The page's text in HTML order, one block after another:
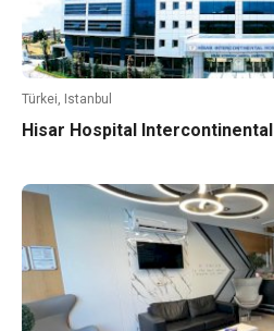
Türkei, Istanbul
Hisar Hospital Intercontinental